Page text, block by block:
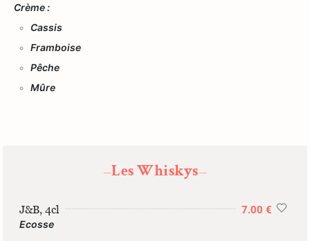
Crème :
Cassis
Framboise
Pêche
Mûre
—Les Whiskys—
J&B, 4cl 7.00 €
Ecosse